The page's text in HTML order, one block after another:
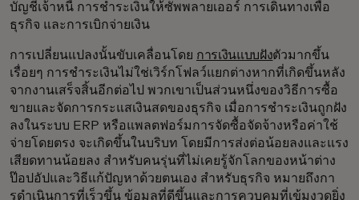
บัญชีเจ้าหนี้ การชำระเงินให้ซัพพลายเออร์ การเดินทางเพื่อ
ธุรกิจ และการเบิกจ่ายเงิน
การเปลี่ยนแปลงนั้นขับเคลื่อนโดย การเงินแบบฝังตัวมากขึ้น
เรื่อยๆ การชําระเงินไม่ใช่เวิร์กโฟลว์แยกต่างหากที่เกิดขึ้นหลัง
จากงานเสร็จสิ้นอีกต่อไป พวกเขาเป็นส่วนหนึ่งของวิธีการซื้อ
ขายและจัดการกระแสเงินสดของธุรกิจ เมื่อการชําระเงินถูกฝัง
ลงในระบบ ERP หรือแพลตฟอร์มการจัดซื้อจัดจ้างหรือค่าใช้
จ่ายโดยตรง จะเกิดขึ้นในบริบท โดยมีการส่งต่อน้อยลงและแรง
เสียดทานน้อยลง สําหรับคนรุ่นที่ไม่เคยรู้จักโลกของหน้าต่าง
ป๊อปอัปและวิธีแก้ปัญหาด้วยตนเอง สําหรับธุรกิจ หมายถึงกา
รดําเนินการที่เร็วขึ้น ข้อมูลที่ดีขึ้นและการควบคุมที่เข้มงวดยิ่ง